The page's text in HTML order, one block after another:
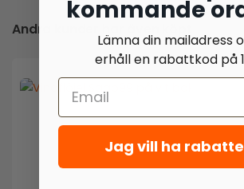
Andra kunder har även köpt
kommande
Lämna din mailadress
erhåll en rabattkod på
Jag vill ha